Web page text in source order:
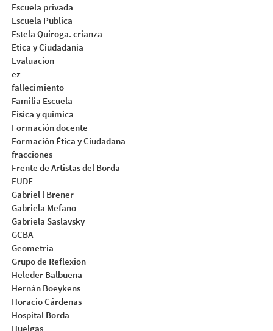
Escuela privada
Escuela Publica
Estela Quiroga. crianza
Etica y Ciudadanía
Evaluacion
ez
fallecimiento
Familia Escuela
Fisica y quimica
Formación docente
Formación Ética y Ciudadana
fracciones
Frente de Artistas del Borda
FUDE
Gabriel l Brener
Gabriela Mefano
Gabriela Saslavsky
GCBA
Geometria
Grupo de Reflexion
Heleder Balbuena
Hernán Boeykens
Horacio Cárdenas
Hospital Borda
Huelgas